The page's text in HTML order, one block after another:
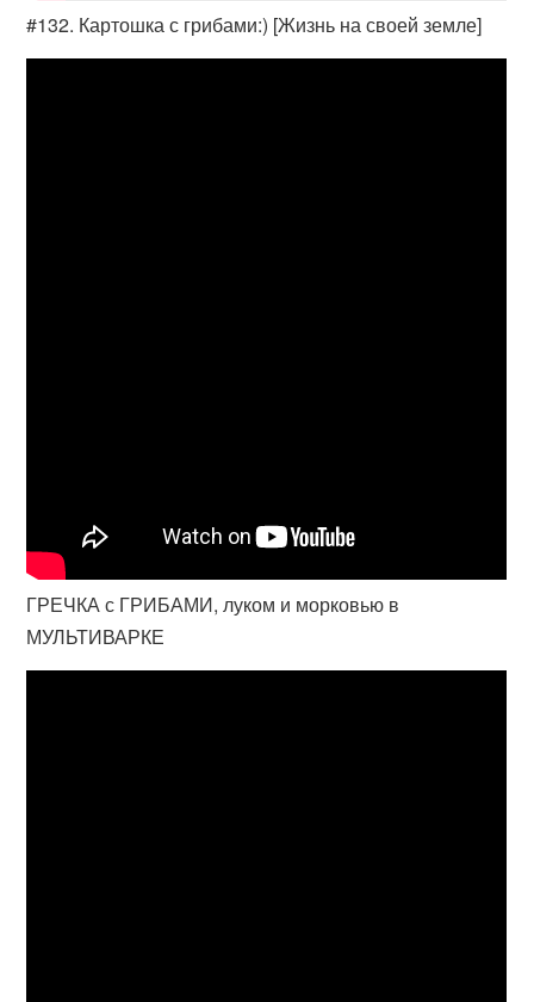
#132. Картошка с грибами:) [Жизнь на своей земле]
ГРЕЧКА с ГРИБАМИ, луком и морковью в
МУЛЬТИВАРКЕ